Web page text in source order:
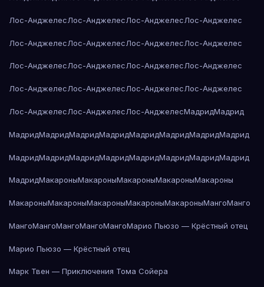
Лос-АнджелесЛос-АнджелесЛос-АнджелесЛос-Анджелес
Лос-АнджелесЛос-АнджелесЛос-АнджелесЛос-Анджелес
Лос-АнджелесЛос-АнджелесЛос-АнджелесЛос-Анджелес
Лос-АнджелесЛос-АнджелесЛос-АнджелесЛос-Анджелес
Лос-АнджелесЛос-АнджелесЛос-АнджелесМадридМадрид
МадридМадридМадридМадридМадридМадридМадридМадрид
МадридМадридМадридМадридМадридМадридМадридМадрид
МадридМакароныМакароныМакароныМакароныМакароны
МакароныМакароныМакароныМакароныМакароныМангоМанго
МангоМангоМангоМангоМангоМарио Пьюзо — Крёстный отец
Марио Пьюзо — Крёстный отец
Марк Твен — Приключения Тома Сойера